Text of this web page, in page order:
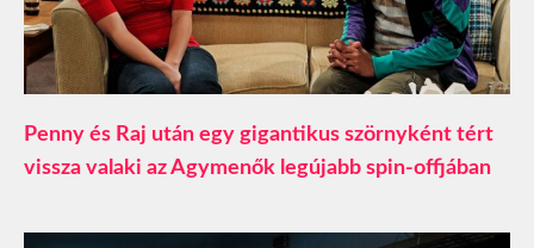
Penny és Raj után egy gigantikus szörnyként tért
vissza valaki az Agymenők legújabb spin-offjában